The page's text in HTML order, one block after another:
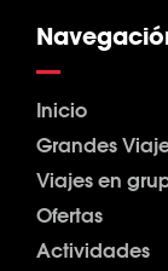
Inicio
Grandes
Viajes en
Ofertas
Actividades